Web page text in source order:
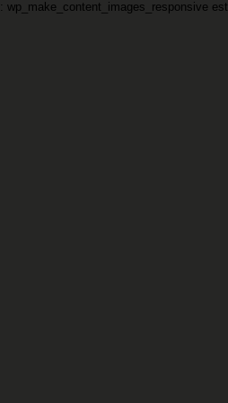
: wp_make_content_images_responsive est